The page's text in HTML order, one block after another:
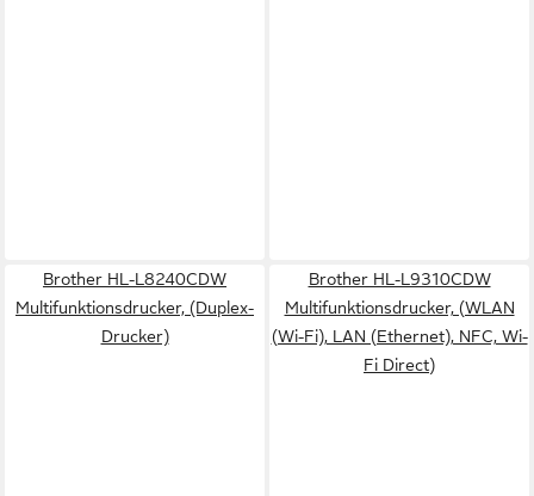
Brother HL-L8240CDW
Multifunktionsdrucker, (Duplex-
Drucker)
Brother HL-L9310CDW
Multifunktionsdrucker, (WLAN
(Wi-Fi), LAN (Ethernet), NFC, Wi-
Fi Direct)